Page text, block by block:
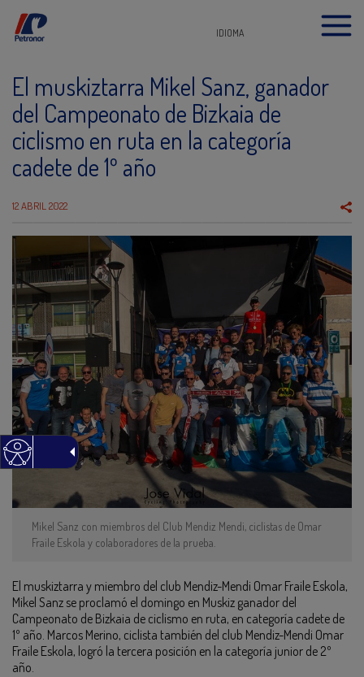
IDIOMA
El muskiztarra Mikel Sanz, ganador
del Campeonato de Bizkaia de
ciclismo en ruta en la categoría
cadete de 1º año
12 ABRIL 2022
Mikel Sanz con miembros del Club Mendiz Mendi, ciclistas de Omar
Fraile Eskola y colaboradores de la prueba.
El muskiztarra y miembro del club Mendiz-Mendi Omar Fraile Eskola,
Mikel Sanz se proclamó el domingo en Muskiz ganador del
Campeonato de Bizkaia de ciclismo en ruta, en categoría cadete de
1º año. Marcos Merino, ciclista también del club Mendiz-Mendi Omar
Fraile Eskola, logró la tercera posición en la categoría junior de 2º
año.